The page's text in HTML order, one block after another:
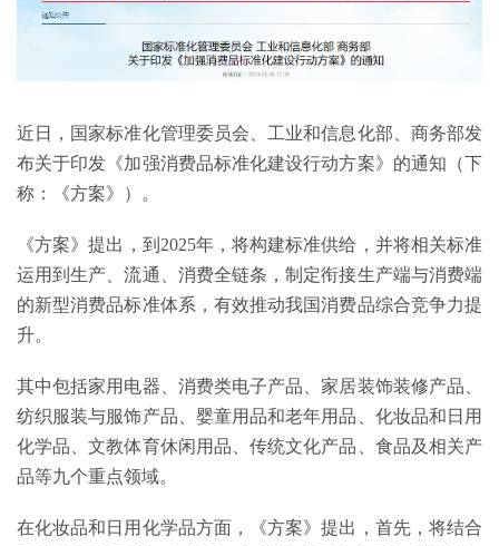
近日，国家标准化管理委员会、工业和信息化部、商务部发
布关于印发《加强消费品标准化建设行动方案》的通知（下
称：《方案》）。
《方案》提出，到2025年，将构建标准供给，并将相关标准
运用到生产、流通、消费全链条，制定衔接生产端与消费端
的新型消费品标准体系，有效推动我国消费品综合竞争力提
升。
其中包括家用电器、消费类电子产品、家居装饰装修产品、
纺织服装与服饰产品、婴童用品和老年用品、化妆品和日用
化学品、文教体育休闲用品、传统文化产品、食品及相关产
品等九个重点领域。
在化妆品和日用化学品方面，《方案》提出，首先，将结合